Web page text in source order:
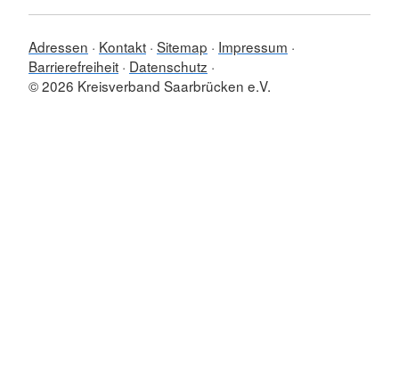
Adressen Kontakt Sitemap
Impressum
Barrierefreiheit Datenschutz
© 2026 Kreisverband Saarbrücken e.V.